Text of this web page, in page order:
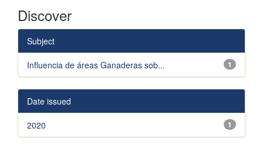
Discover
Subject
1
Influencia de áreas Ganaderas sob...
Date issued
1
2020